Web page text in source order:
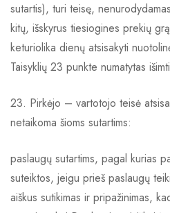
sutartis), turi teisę,
kitų, išskyrus tiesiogines prekių
keturiolika dienų atsisakyti
Taisyklių 23 punkte numatytas
23. Pirkėjo – vartotojo teisė
netaikoma šioms sutartims:
paslaugų sutartims, pagal kurias
suteiktos, jeigu prieš paslaugų
aiškus sutikimas ir pripažinimas,